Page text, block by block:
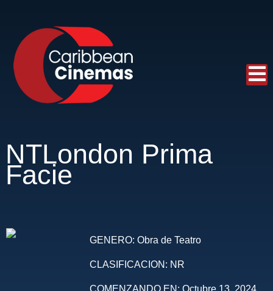
NTLondon Prima
Facie
GENERO: Obra de Teatro
CLASIFICACION: NR
COMENZANDO EN: Octubre 13, 2024